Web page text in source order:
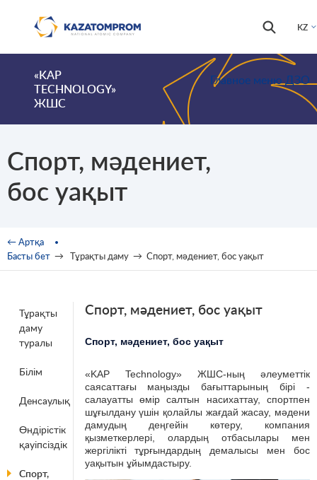
KZ
Іздестіру
«KAP
TECHNOLOGY»
ЖШС
Главное меню ДЗО
Спорт, мәдениет,
бос уақыт
You are here
← Артқа
Басты бет → Тұрақты даму → Спорт, мәдениет, бос уақыт
Тұрақты
даму
туралы
Білім
Денсаулық
Өндірістік
қауіпсіздік
Спорт,
Спорт, мәдениет, бос уақыт
Спорт, мәдениет, бос уақыт
«KAP Technology» ЖШС-ның әлеуметтік
саясаттағы маңызды бағыттарының бірі -
салауатты өмір салтын насихаттау, спортпен
шұғылдану үшін қолайлы жағдай жасау, мәдени
дамудың деңгейін көтеру, компания
қызметкерлері, олардың отбасылары мен
жергілікті тұрғындардың демалысы мен бос
уақытын ұйымдастыру.